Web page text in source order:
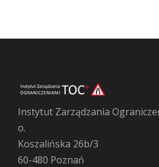
Instytut Zarządzania
o.
Koszalińska 26b/3
60-480 Poznań